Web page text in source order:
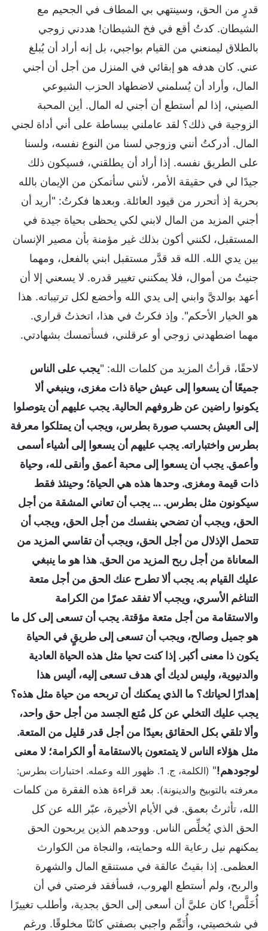
قدرٍ من الحق، وسينتهي بي المطاف في الجحيم مع
الشيطان. كدتُ أقع في فخ الشيطان! هددني زوجي
بالطلاق ليمنعني من القيام بواجبي، بل إنه أراد أن يُبلغ
عني. كان هدفه هو إبقائي في المنزل من أجل أن أجني
المال، وأراد أن يُسلمني لاضطهاد الحزب الشيوعي
الصيني، إذا لم أستطع أن أجني له المال. أين المحبة
الزوجية في ذلك؟ لقد عاملني ببساطة على أني أداة لجني
المال. أدركتُ أنني وزوجي لسنا من النوع نفسه، ولسنا
على الطريق نفسه. إذا أراد أن يطلقني، فسيكون ذلك
جيدًا لي في حقيقة الأمر، لأنني سأتمكن من الإيمان بالله
بحرية إذ أتحرر من قيود العائلة. وبعدها فكرتُ: "أريد أن
أجني المزيد من المال لابني لكي يحظى بحياة جيدة في
المستقبل، لكنني أكون بذلك غير مؤمنة بأن مصير الإنسان
بين يدي الله. الله قد قدَّر مستقبل ابني بالفعل، ومهما
جنيتُ من أموال، فلا يمكنني تغيير قدره. لا يسعني إلا أن
أعهد بوالديَّ وابني إلى يدي الله وأخضع لكل ترتيباته. هذا
هو الخيار الأحكم". وإذ فكرتُ في هذا، اتخذتُ قراري.
مهما اضطهدني زوجي أو عرقلني، فسأتمسك بشهادتي.
لاحقًا، قرأتُ المزيد من كلمات الله: "يجب على الناس
جميعًا أن يسعوا إلى عيش حياة ذات مغزى، وينبغي ألا
يكونوا راضين عن ظروفهم الحالية. يجب عليهم أن يتوصلوا
إلى العيش بحسب صورة بطرس، ويجب أن يمتلكوا معرفة
بطرس واختباراته. يجب عليهم أن يسعوا إلى أشياء أسمى
وأعمق. يجب أن يسعوا إلى محبة أعمق وأنقى لله، وحياة
ذات قيمة ومغزى. وحدها هذه هي الحياة؛ وحينئذ فقط
سيكونون مثل بطرس. ... يجب أن تعاني المشقة من أجل
الحق، ويجب أن تضحي بنفسك من أجل الحق، ويجب أن
تتحمل الإذلال من أجل الحق، ويجب أن تقاسي المزيد من
المعاناة من أجل ربح المزيد من الحق. هذا هو ما ينبغي
عليك القيام به. يجب ألا تطرح عنك الحق من أجل متعة
التناغم الأسري، ويجب ألا تفقد عمرًا من الكرامة
والاستقامة من أجل متعة مؤقتة. يجب أن تسعى إلى كل ما
هو جميل وصالح، ويجب أن تسعى إلى طريقٍ في الحياة
يكون ذا معنى أكبر. إذا كنت تحيا مثل هذه الحياة العادية
والدنيوية، وليس لديك أي هدف تسعى إليه، أليس هذا
إهدارًا لحياتك؟ ما الذي يمكنك أن تربحه من حياة مثل هذه؟
يجب عليك التخلي عن كل مُتع الجسد من أجل حق واحد،
وألا تلقي بكل الحقائق بعيدًا من أجل قدر قليل من المتعة.
مثل هؤلاء الناس لا يتمتعون بالاستقامة أو الكرامة؛ لا معنى
لوجودهم!"
(الكلمة، ج. 1. ظهور الله وعمله. اختبارات بطرس:
معرفته بالتوبيخ والدينونة). بعد قراءة هذه الفقرة من كلمات
الله، تأثرتُ بعمق. في الأيام الأخيرة، عبّر الله عن كل
الحق الذي يُخلِّص الناس. ووحدهم الذين يربحون الحق
يمكنهم نيل رعاية الله وحمايته، والنجاة من الكوارث
العظمى. إذا بقيتُ عالقة في مستنقع المال والشهرة
والربح، ولم أستطع الهروب، فسأفقد فرصتي في أن
أُخَلَّص! كان عليَّ أن أسعى إلى الحق بجدية، وأطلب تغييرًا
في شخصيتي، وأُتَمِّم واجبي بصفتي كائنًا مخلوقًا. ورغم